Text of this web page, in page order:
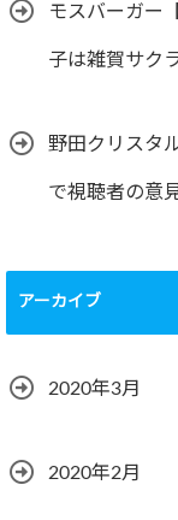
モスバーガー
子は雑賀サク
野田クリスタ
で視聴者の意
アーカイブ
2020年3月
2020年2月